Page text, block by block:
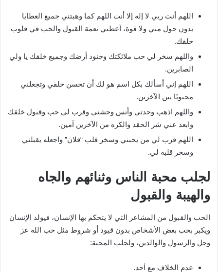
اللهم أنت ربي لا إله إلا أنت اللهم كما وهبتني جميع العطايا
بدون حول مني ولا قوة، أعطني نعمة القبول والحب في قلوب
خلقك.
واللهم سخر لي حب ملائكتك وجنود أرضك وجميع خلقك يا ولي
الصابرين.
اللهم إني أسألك بكل اسم هو لك أن تحسن خلقي وتجعلني
محبوبًا بين الآخرين.
واللهم اذهب وحدتي وأنس وحشتي وقرب لي حب وقبول خلقك
وابعد عني شر الحقد والكره من الآخرين آمين.
اللهم قرب لي من يحبني وسخر قلب “فلان” واجعله يقبلني
وسخر قلبه لي.
لجلب محبة الناس وثنائهم والجاه
والهيبة والقبول
الحب والقبول من المشاعر التي لا يتحكم بها الإنسان، فيولد الإنسان
ويكبر بحب بعض الأشخاص بدون قيود أو شروط مثل حب الله عز
وجل والرسول والوالدين، ولجلب المحبة:
عدم الخلاف مع أحد.